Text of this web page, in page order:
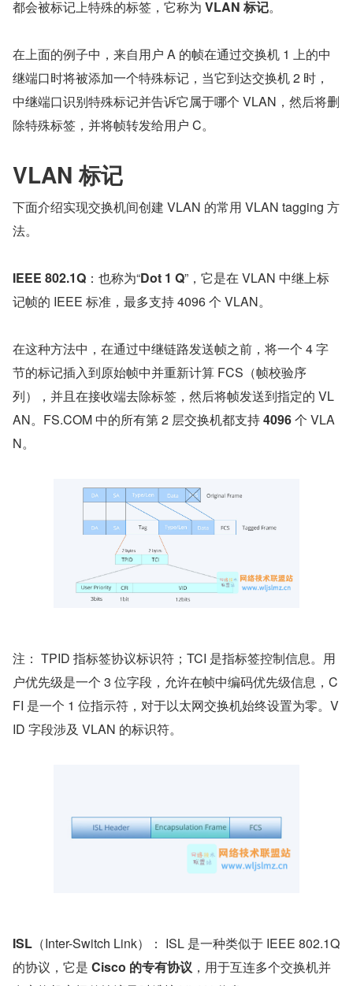
都会被标记上特殊的标签，它称为 VLAN 标记。
在上面的例子中，来自用户 A 的帧在通过交换机 1 上的中
继端口时将被添加一个特殊标记，当它到达交换机 2 时，
中继端口识别特殊标记并告诉它属于哪个 VLAN，然后将删
除特殊标签，并将帧转发给用户 C。
VLAN 标记
下面介绍实现交换机间创建 VLAN 的常用 VLAN tagging 方
法。
IEEE 802.1Q ：也称为“Dot 1 Q”，它是在 VLAN 中继上标
记帧的 IEEE 标准，最多支持 4096 个 VLAN。
在这种方法中，在通过中继链路发送帧之前，将一个 4 字
节的标记插入到原始帧中并重新计算 FCS（帧校验序
列），并且在接收端去除标签，然后将帧发送到指定的 VL
AN。FS.COM 中的所有第 2 层交换机都支持 4096 个 VLA
N。
注： TPID 指标签协议标识符；TCI 是指标签控制信息。用
户优先级是一个 3 位字段，允许在帧中编码优先级信息，C
FI 是一个 1 位指示符，对于以太网交换机始终设置为零。V
ID 字段涉及 VLAN 的标识符。
ISL （Inter-Switch Link）： ISL 是一种类似于 IEEE 802.1Q
的协议，它是 Cisco 的专有协议 ，用于互连多个交换机并